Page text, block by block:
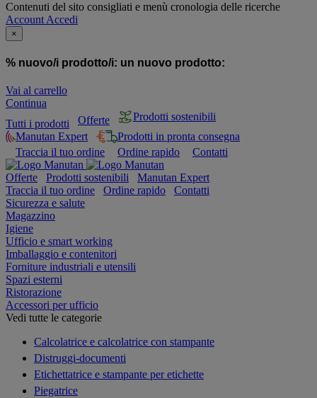
Contenuti del sito consigliati e menù cronologia delle ricerche
Account Accedi
×
% nuovo/i prodotto/i: un nuovo prodotto:
Vai al carrello
Continua
Tutti i prodotti
Offerte
Prodotti sostenibili
Manutan Expert
Prodotti in pronta consegna
Traccia il tuo ordine
Ordine rapido Contatti
Offerte Prodotti sostenibili
Manutan Expert
Traccia il tuo ordine
Ordine rapido
Contatti
Sicurezza e salute
Magazzino
Igiene
Ufficio e smart working
Imballaggio e contenitori
Forniture industriali e utensili
Spazi esterni
Ristorazione
Accessori per ufficio
Vedi tutte le categorie
Calcolatrice e calcolatrice con stampante
Distruggi-documenti
Etichettatrice e stampante per etichette
Piegatrice